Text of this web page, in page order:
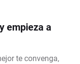
empieza a
te convenga,